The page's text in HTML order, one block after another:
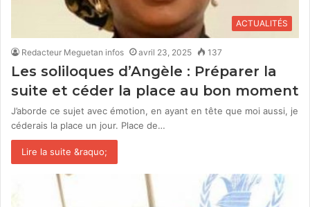
ACTUALITÉS
Redacteur Meguetan infos avril 23, 2025 137
Les soliloques d’Angèle : Préparer la
suite et céder la place au bon moment
J’aborde ce sujet avec émotion, en ayant en tête que moi aussi, je
céderais la place un jour. Place de…
Lire la suite &raquo;